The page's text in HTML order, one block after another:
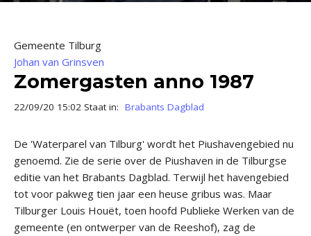
Gemeente Tilburg
Johan van Grinsven
Zomergasten anno 1987
22/09/20 15:02 Staat in: Brabants Dagblad
De 'Waterparel van Tilburg' wordt het Piushavengebied nu
genoemd. Zie de serie over de Piushaven in de Tilburgse
editie van het Brabants Dagblad. Terwijl het havengebied
tot voor pakweg tien jaar een heuse gribus was. Maar
Tilburger Louis Houët, toen hoofd Publieke Werken van de
gemeente (en ontwerper van de Reeshof), zag de